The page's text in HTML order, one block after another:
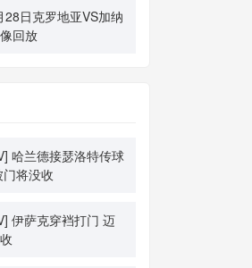
日克罗地亚VS加纳
回放
哈兰德接瑟洛特传球
将没收
伊萨克穿裆打门 迈